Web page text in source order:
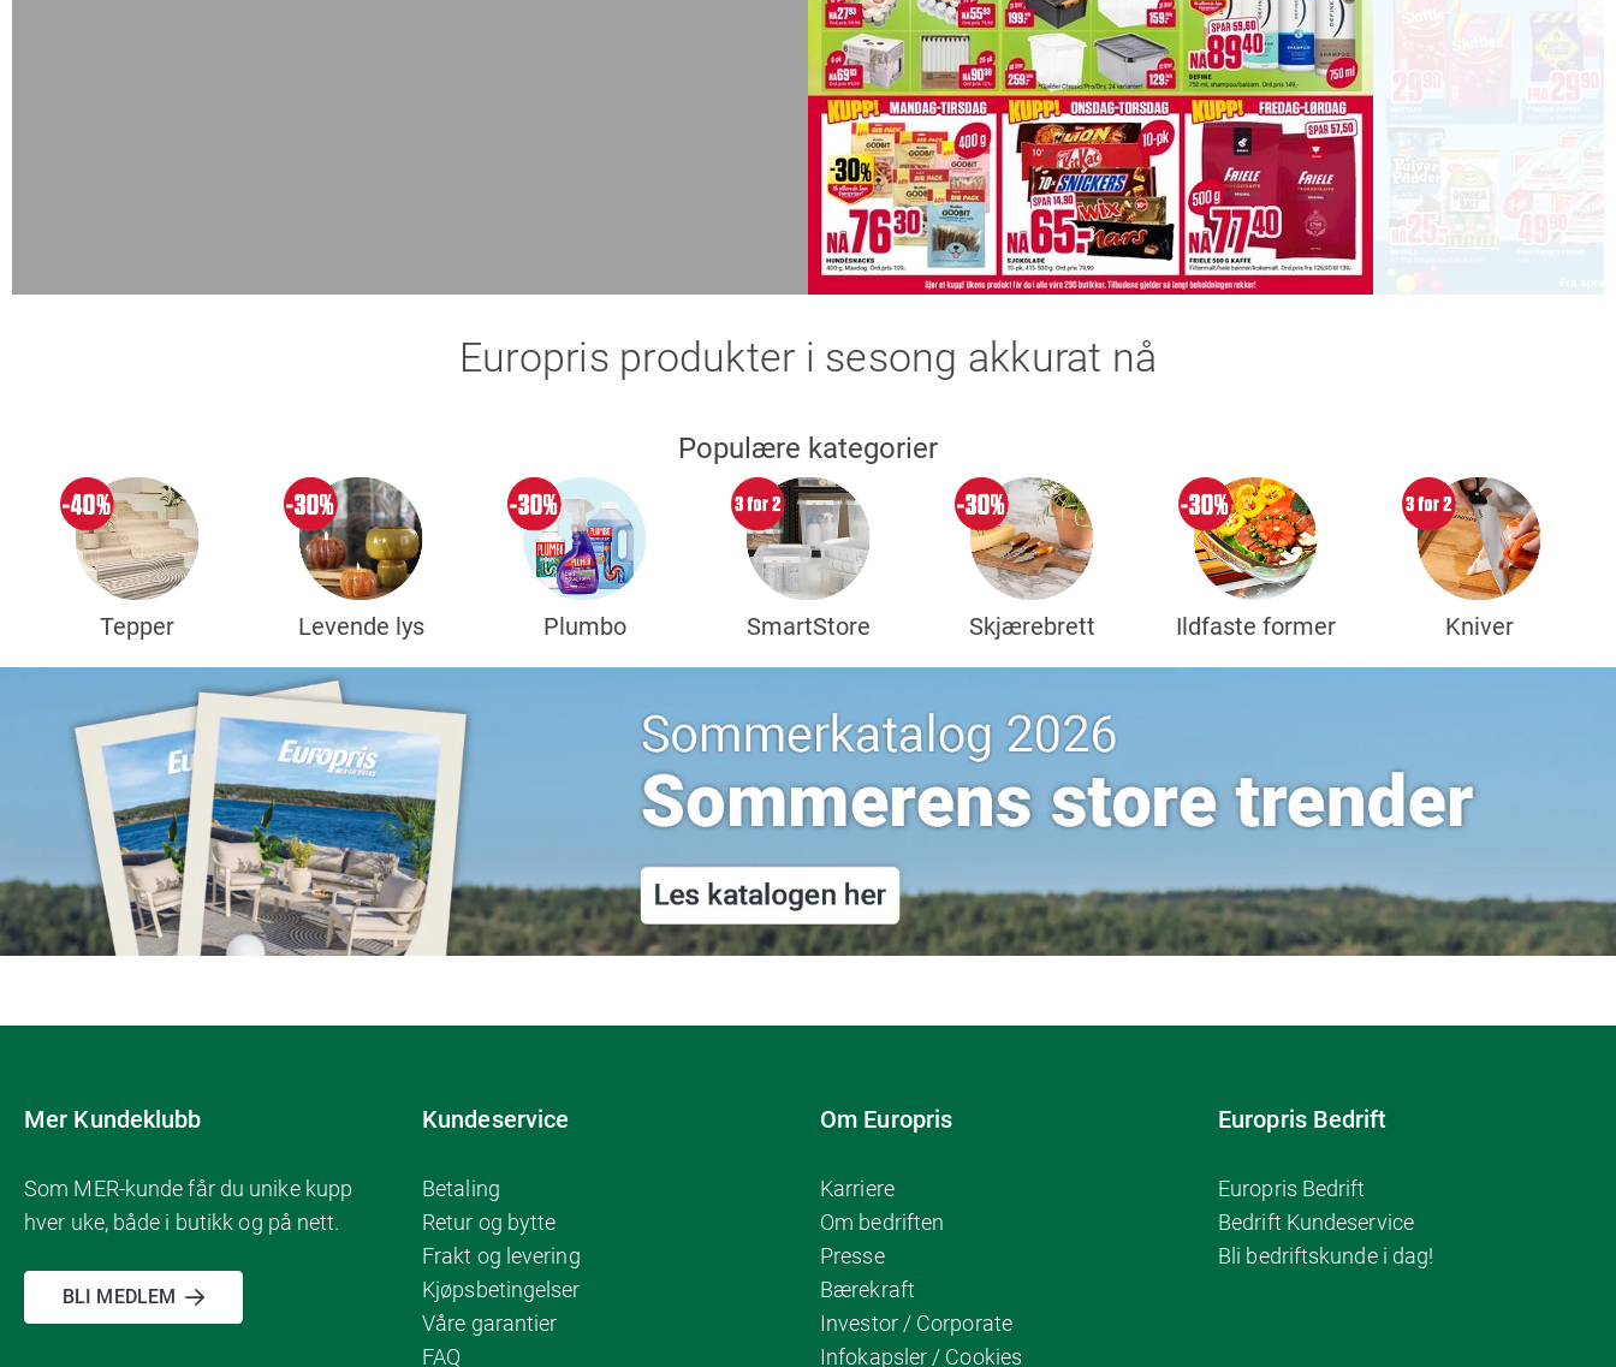
Europris produkter i sesong akkurat nå
Populære kategorier
Tepper Levende lys Plumbo SmartStore Skjærebrett Ildfaste former Kniver
Mer Kundeklubb
Som MER-kunde får du unike kupp
hver uke, både i butikk og på nett.
BLI MEDLEM
Kundeservice
Betaling
Retur og bytte
Frakt og levering
Kjøpsbetingelser
Våre garantier
FAQ
Om Europris
Karriere
Om bedriften
Presse
Bærekraft
Investor / Corporate
Infokapsler / Cookies
Europris Bedrift
Europris Bedrift
Bedrift Kundeservice
Bli bedriftskunde i dag!